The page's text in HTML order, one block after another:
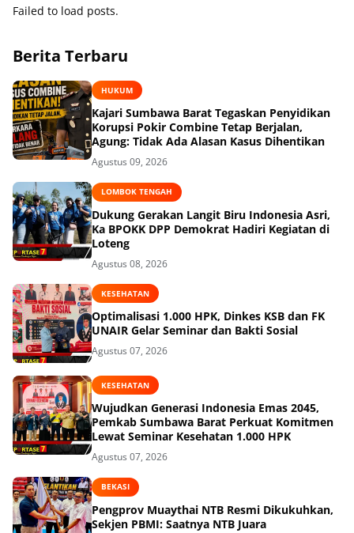
Failed to load posts.
Berita Terbaru
HUKUM
Kajari Sumbawa Barat Tegaskan Penyidikan
Korupsi Pokir Combine Tetap Berjalan,
Agung: Tidak Ada Alasan Kasus Dihentikan
Agustus 09, 2026
LOMBOK TENGAH
Dukung Gerakan Langit Biru Indonesia Asri,
Ka BPOKK DPP Demokrat Hadiri Kegiatan di
Loteng
Agustus 08, 2026
KESEHATAN
Optimalisasi 1.000 HPK, Dinkes KSB dan FK
UNAIR Gelar Seminar dan Bakti Sosial
Agustus 07, 2026
KESEHATAN
Wujudkan Generasi Indonesia Emas 2045,
Pemkab Sumbawa Barat Perkuat Komitmen
Lewat Seminar Kesehatan 1.000 HPK
Agustus 07, 2026
BEKASI
Pengprov Muaythai NTB Resmi Dikukuhkan,
Sekjen PBMI: Saatnya NTB Juara